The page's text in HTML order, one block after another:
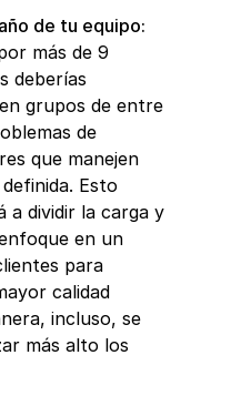
de tu equipo:
más de 9
deberías
grupos de entre
de
que manejen
Esto
a dividir la carga y
en un
para
calidad
incluso, se
más alto los